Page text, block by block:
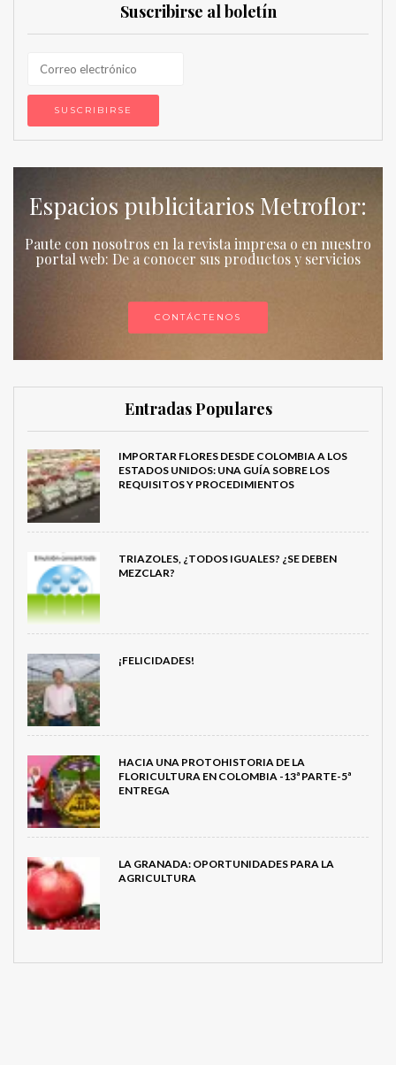
Suscribirse al boletín
Espacios publicitarios Metroflor:
Paute con nosotros en la revista impresa o en nuestro
portal web: De a conocer sus productos y servicios
CONTÁCTENOS
Entradas Populares
IMPORTAR FLORES DESDE COLOMBIA A LOS
ESTADOS UNIDOS: UNA GUÍA SOBRE LOS
REQUISITOS Y PROCEDIMIENTOS
TRIAZOLES, ¿TODOS IGUALES? ¿SE DEBEN
MEZCLAR?
¡FELICIDADES!
HACIA UNA PROTOHISTORIA DE LA
FLORICULTURA EN COLOMBIA -13ª PARTE-5ª
ENTREGA
LA GRANADA: OPORTUNIDADES PARA LA
AGRICULTURA